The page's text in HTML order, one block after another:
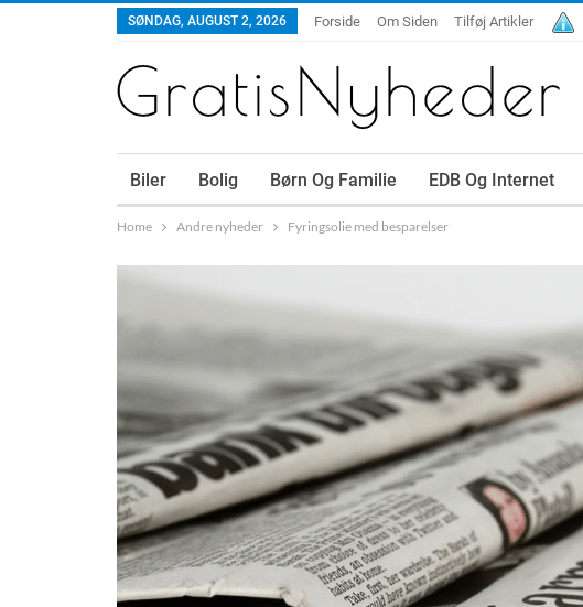
SØNDAG, AUGUST 2, 2026 Forside Om Siden Tilføj Artikler
Biler Bolig Børn Og Familie EDB Og Internet
Home Andre nyheder Fyringsolie med besparelser